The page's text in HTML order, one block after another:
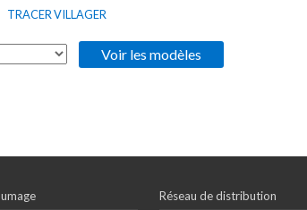
TRACER VILLAGER
Réseau de distribution